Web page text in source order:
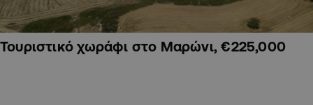
Τουριστικό χωράφι στο Μαρώνι, €225,000